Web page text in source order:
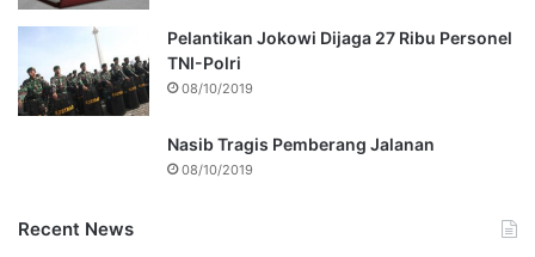
Pelantikan Jokowi Dijaga 27 Ribu Personel
TNI-Polri
08/10/2019
Nasib Tragis Pemberang Jalanan
08/10/2019
Recent News